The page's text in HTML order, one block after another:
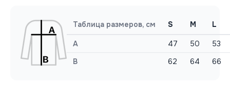
Таблица размеров, см S M L
A 47 50
53
B
62 64 66